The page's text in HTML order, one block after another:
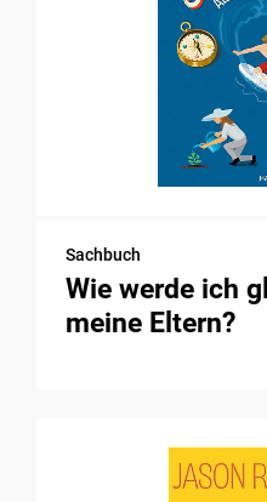
Sachbuch
Wie werde ich
meine Eltern?